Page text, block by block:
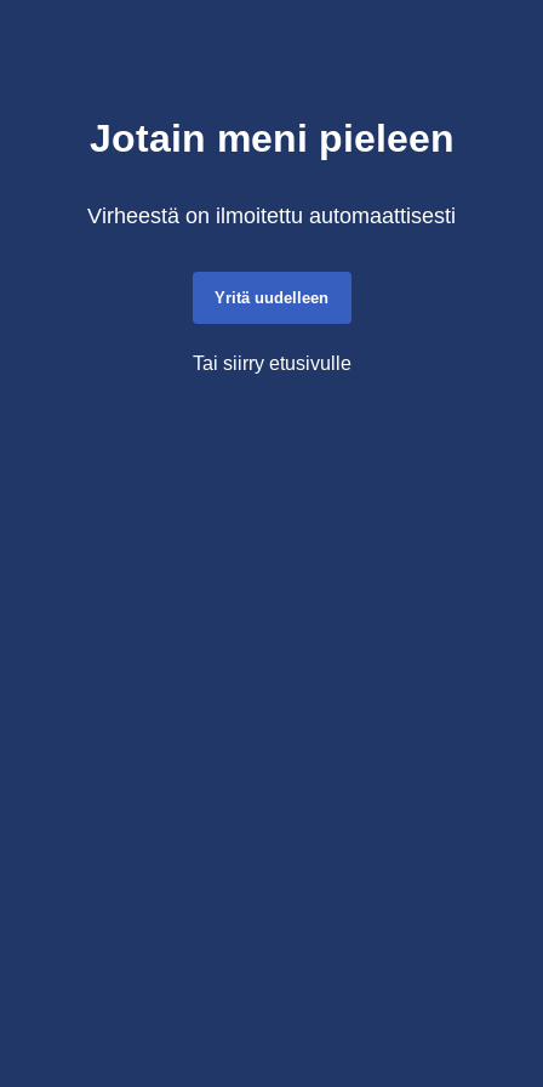
Jotain meni pieleen
Virheestä on ilmoitettu automaattisesti
Yritä uudelleen
Tai siirry etusivulle